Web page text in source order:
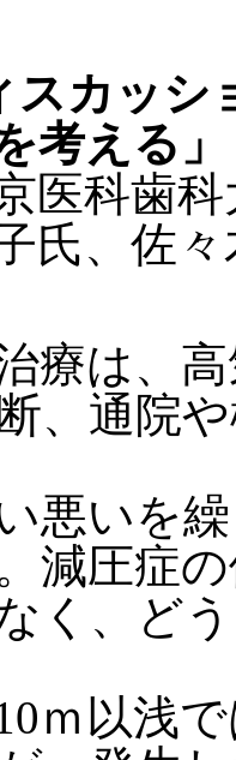
スカッシ
考える」
科大
氏、佐
療は、
、通院
悪いを
減圧症
く、ど
ｍ以浅